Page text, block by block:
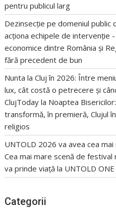
pentru publicul larg
Dezinsecție pe domeniul public
acționa echipele de intervenție
economice dintre România și
fără precedent de bun
Nunta la Cluj în 2026: Între
lux, cât costă o petrecere și
ClujToday la Noaptea
transformă, în premieră, Clujul
religios
UNTOLD 2026 va avea cea
Cea mai mare scenă de
va prinde viață la UNTOLD
Categorii